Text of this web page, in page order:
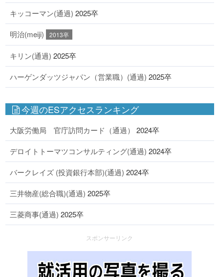
キッコーマン(通過) 2025卒
明治(meiji) 2013卒
キリン(通過) 2025卒
ハーゲンダッツジャパン（営業職）(通過) 2025卒
今週のESアクセスランキング
大阪労働局 官庁訪問カード（通過） 2024卒
デロイトトーマツコンサルティング(通過) 2024卒
バークレイズ (投資銀行本部)(通過) 2024卒
三井物産(総合職)(通過) 2025卒
三菱商事(通過) 2025卒
スポンサーリンク